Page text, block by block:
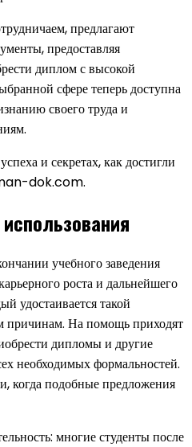
предлагают
предоставляя
диплом с высокой
сфере теперь доступна
своего труда и
и секретах, как достигли
dok.com.
учебного заведения
роста и дальнейшего
удостаивается такой
На помощь приходят
дипломы и другие
необходимых формальностей.
когда подобные предложения
многие студенты после